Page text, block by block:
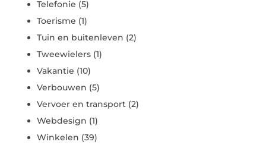
Telefonie (5)
Toerisme (1)
Tuin en buitenleven (2)
Tweewielers (1)
Vakantie (10)
Verbouwen (5)
Vervoer en transport (2)
Webdesign (1)
Winkelen (39)